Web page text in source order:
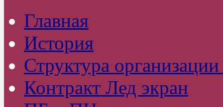
Главная
История
Структура
Контракт Лед экран